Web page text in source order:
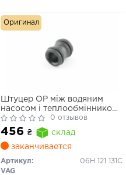
Штуцер ОР між водяним
насосом і теплообмінником
AUDI A3, A4 B8, A5, A6 C7,
A8 D4, Q3, Q5, TT; SEAT
ALTEA, ALTEA XL, EXEO,
EXEO ST, LEON; SKODA
0 отзывов
456 ₴
склад
заканчивается
Артикул:
06H 121 131C
VAG
Оригинал